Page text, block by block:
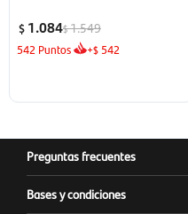
$ 1.084$1.549
542 Puntos +$ 542
Preguntas frecuentes
Bases y condiciones